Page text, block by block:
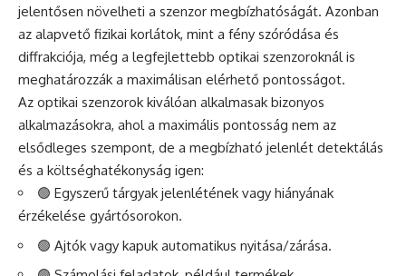
jelentősen növelheti a szenzor megbízhatóságát. Azonban
az alapvető fizikai korlátok, mint a fény szóródása és
diffrakciója, még a legfejlettebb optikai szenzoroknál is
meghatározzák a maximálisan elérhető pontosságot.
Az optikai szenzorok kiválóan alkalmasak bizonyos
alkalmazásokra, ahol a maximális pontosság nem az
elsődleges szempont, de a megbízható jelenlét detektálás
és a költséghatékonyság igen:
🟢 Egyszerű tárgyak jelenlétének vagy hiányának
érzékelése gyártósorokon.
🟢 Ajtók vagy kapuk automatikus nyitása/zárása.